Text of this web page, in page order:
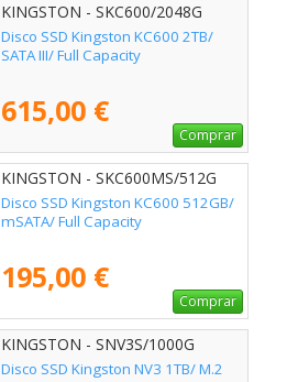
KINGSTON - SKC600/2048G
Disco SSD Kingston KC600 2TB/
SATA III/ Full Capacity
615,00 €
Comprar
KINGSTON - SKC600MS/512G
Disco SSD Kingston KC600 512GB/
mSATA/ Full Capacity
195,00 €
Comprar
KINGSTON - SNV3S/1000G
Disco SSD Kingston NV3 1TB/ M.2